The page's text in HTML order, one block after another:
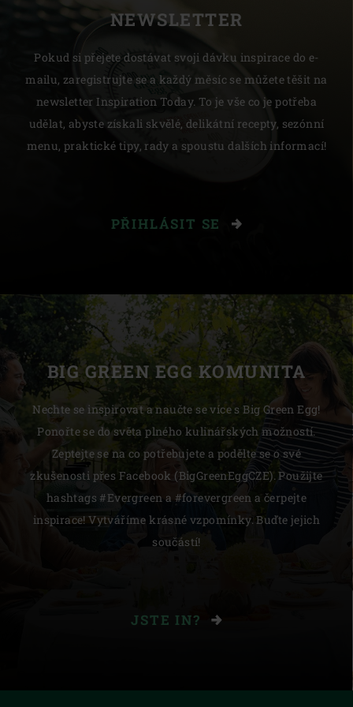
NEWSLETTER
Pokud si přejete dostávat svoji dávku inspirace do e-
mailu, zaregistrujte se a každý měsíc se můžete těšit na
newsletter Inspiration Today. To je vše co je potřeba
udělat, abyste získali skvělé, delikátní recepty, sezónní
menu, praktické tipy, rady a spoustu dalších informací!
PŘIHLÁSIT SE
BIG GREEN EGG KOMUNITA
Nechte se inspirovat a naučte se více s Big Green Egg!
Ponořte se do světa plného kulinářských možností.
Zeptejte se na co potřebujete a podělte se o své
zkušenosti přes Facebook (BigGreenEggCZE). Použijte
hashtags #Evergreen a #forevergreen a čerpejte
inspirace! Vytváříme krásné vzpomínky. Buďte jejich
součástí!
JSTE IN?